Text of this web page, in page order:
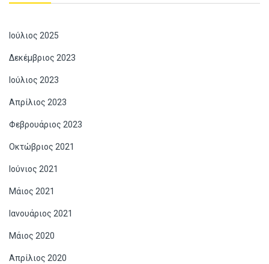
Ιούλιος 2025
Δεκέμβριος 2023
Ιούλιος 2023
Απρίλιος 2023
Φεβρουάριος 2023
Οκτώβριος 2021
Ιούνιος 2021
Μάιος 2021
Ιανουάριος 2021
Μάιος 2020
Απρίλιος 2020